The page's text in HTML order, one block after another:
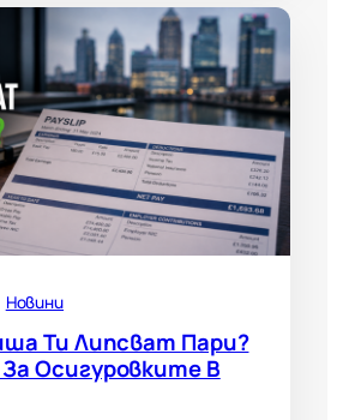
Новини
Ти Липсват Пари?
Осигуровките В